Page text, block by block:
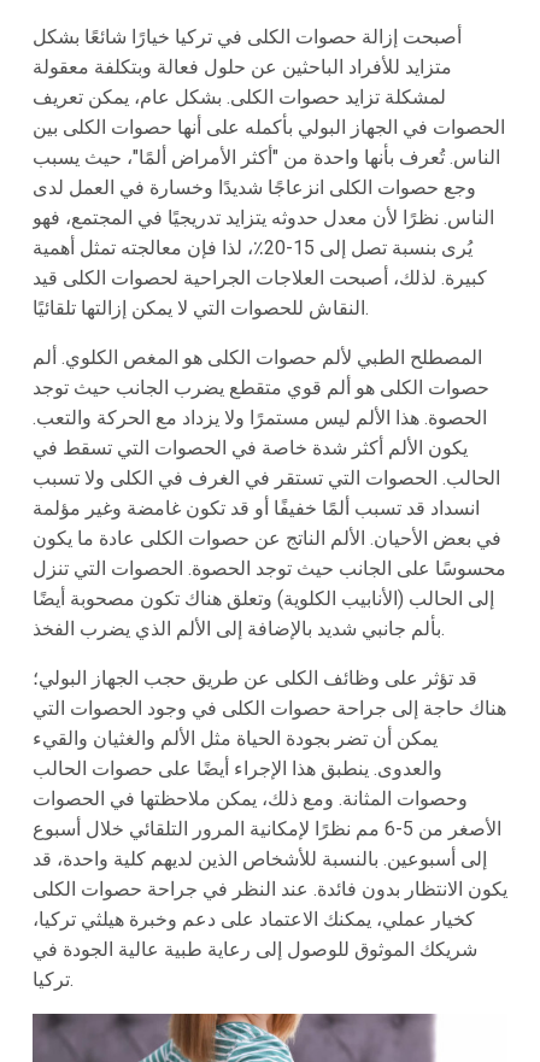
أصبحت إزالة حصوات الكلى في تركيا خيارًا شائعًا بشكل
متزايد للأفراد الباحثين عن حلول فعالة وبتكلفة معقولة
لمشكلة تزايد حصوات الكلى. بشكل عام، يمكن تعريف
الحصوات في الجهاز البولي بأكمله على أنها حصوات الكلى بين
الناس. تُعرف بأنها واحدة من "أكثر الأمراض ألمًا"، حيث يسبب
وجع حصوات الكلى انزعاجًا شديدًا وخسارة في العمل لدى
الناس. نظرًا لأن معدل حدوثه يتزايد تدريجيًا في المجتمع، فهو
يُرى بنسبة تصل إلى 15-20٪، لذا فإن معالجته تمثل أهمية
كبيرة. لذلك، أصبحت العلاجات الجراحية لحصوات الكلى قيد
النقاش للحصوات التي لا يمكن إزالتها تلقائيًا.
المصطلح الطبي لألم حصوات الكلى هو المغص الكلوي. ألم
حصوات الكلى هو ألم قوي متقطع يضرب الجانب حيث توجد
الحصوة. هذا الألم ليس مستمرًا ولا يزداد مع الحركة والتعب.
يكون الألم أكثر شدة خاصة في الحصوات التي تسقط في
الحالب. الحصوات التي تستقر في الغرف في الكلى ولا تسبب
انسداد قد تسبب ألمًا خفيفًا أو قد تكون غامضة وغير مؤلمة
في بعض الأحيان. الألم الناتج عن حصوات الكلى عادة ما يكون
محسوسًا على الجانب حيث توجد الحصوة. الحصوات التي تنزل
إلى الحالب (الأنابيب الكلوية) وتعلق هناك تكون مصحوبة أيضًا
بألم جانبي شديد بالإضافة إلى الألم الذي يضرب الفخذ.
قد تؤثر على وظائف الكلى عن طريق حجب الجهاز البولي؛
هناك حاجة إلى جراحة حصوات الكلى في وجود الحصوات التي
يمكن أن تضر بجودة الحياة مثل الألم والغثيان والقيء
والعدوى. ينطبق هذا الإجراء أيضًا على حصوات الحالب
وحصوات المثانة. ومع ذلك، يمكن ملاحظتها في الحصوات
الأصغر من 5-6 مم نظرًا لإمكانية المرور التلقائي خلال أسبوع
إلى أسبوعين. بالنسبة للأشخاص الذين لديهم كلية واحدة، قد
يكون الانتظار بدون فائدة. عند النظر في جراحة حصوات الكلى
كخيار عملي، يمكنك الاعتماد على دعم وخبرة هيلثي تركيا،
شريكك الموثوق للوصول إلى رعاية طبية عالية الجودة في
تركيا.